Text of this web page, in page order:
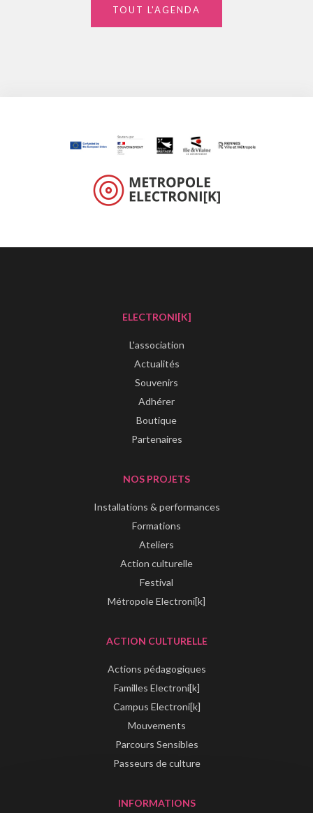
TOUT L'AGENDA
ELECTRONI[K]
L'association
Actualités
Souvenirs
Adhérer
Boutique
Partenaires
NOS PROJETS
Installations & performances
Formations
Ateliers
Action culturelle
Festival
Métropole Electroni[k]
ACTION CULTURELLE
Actions pédagogiques
Familles Electroni[k]
Campus Electroni[k]
Mouvements
Parcours Sensibles
Passeurs de culture
INFORMATIONS